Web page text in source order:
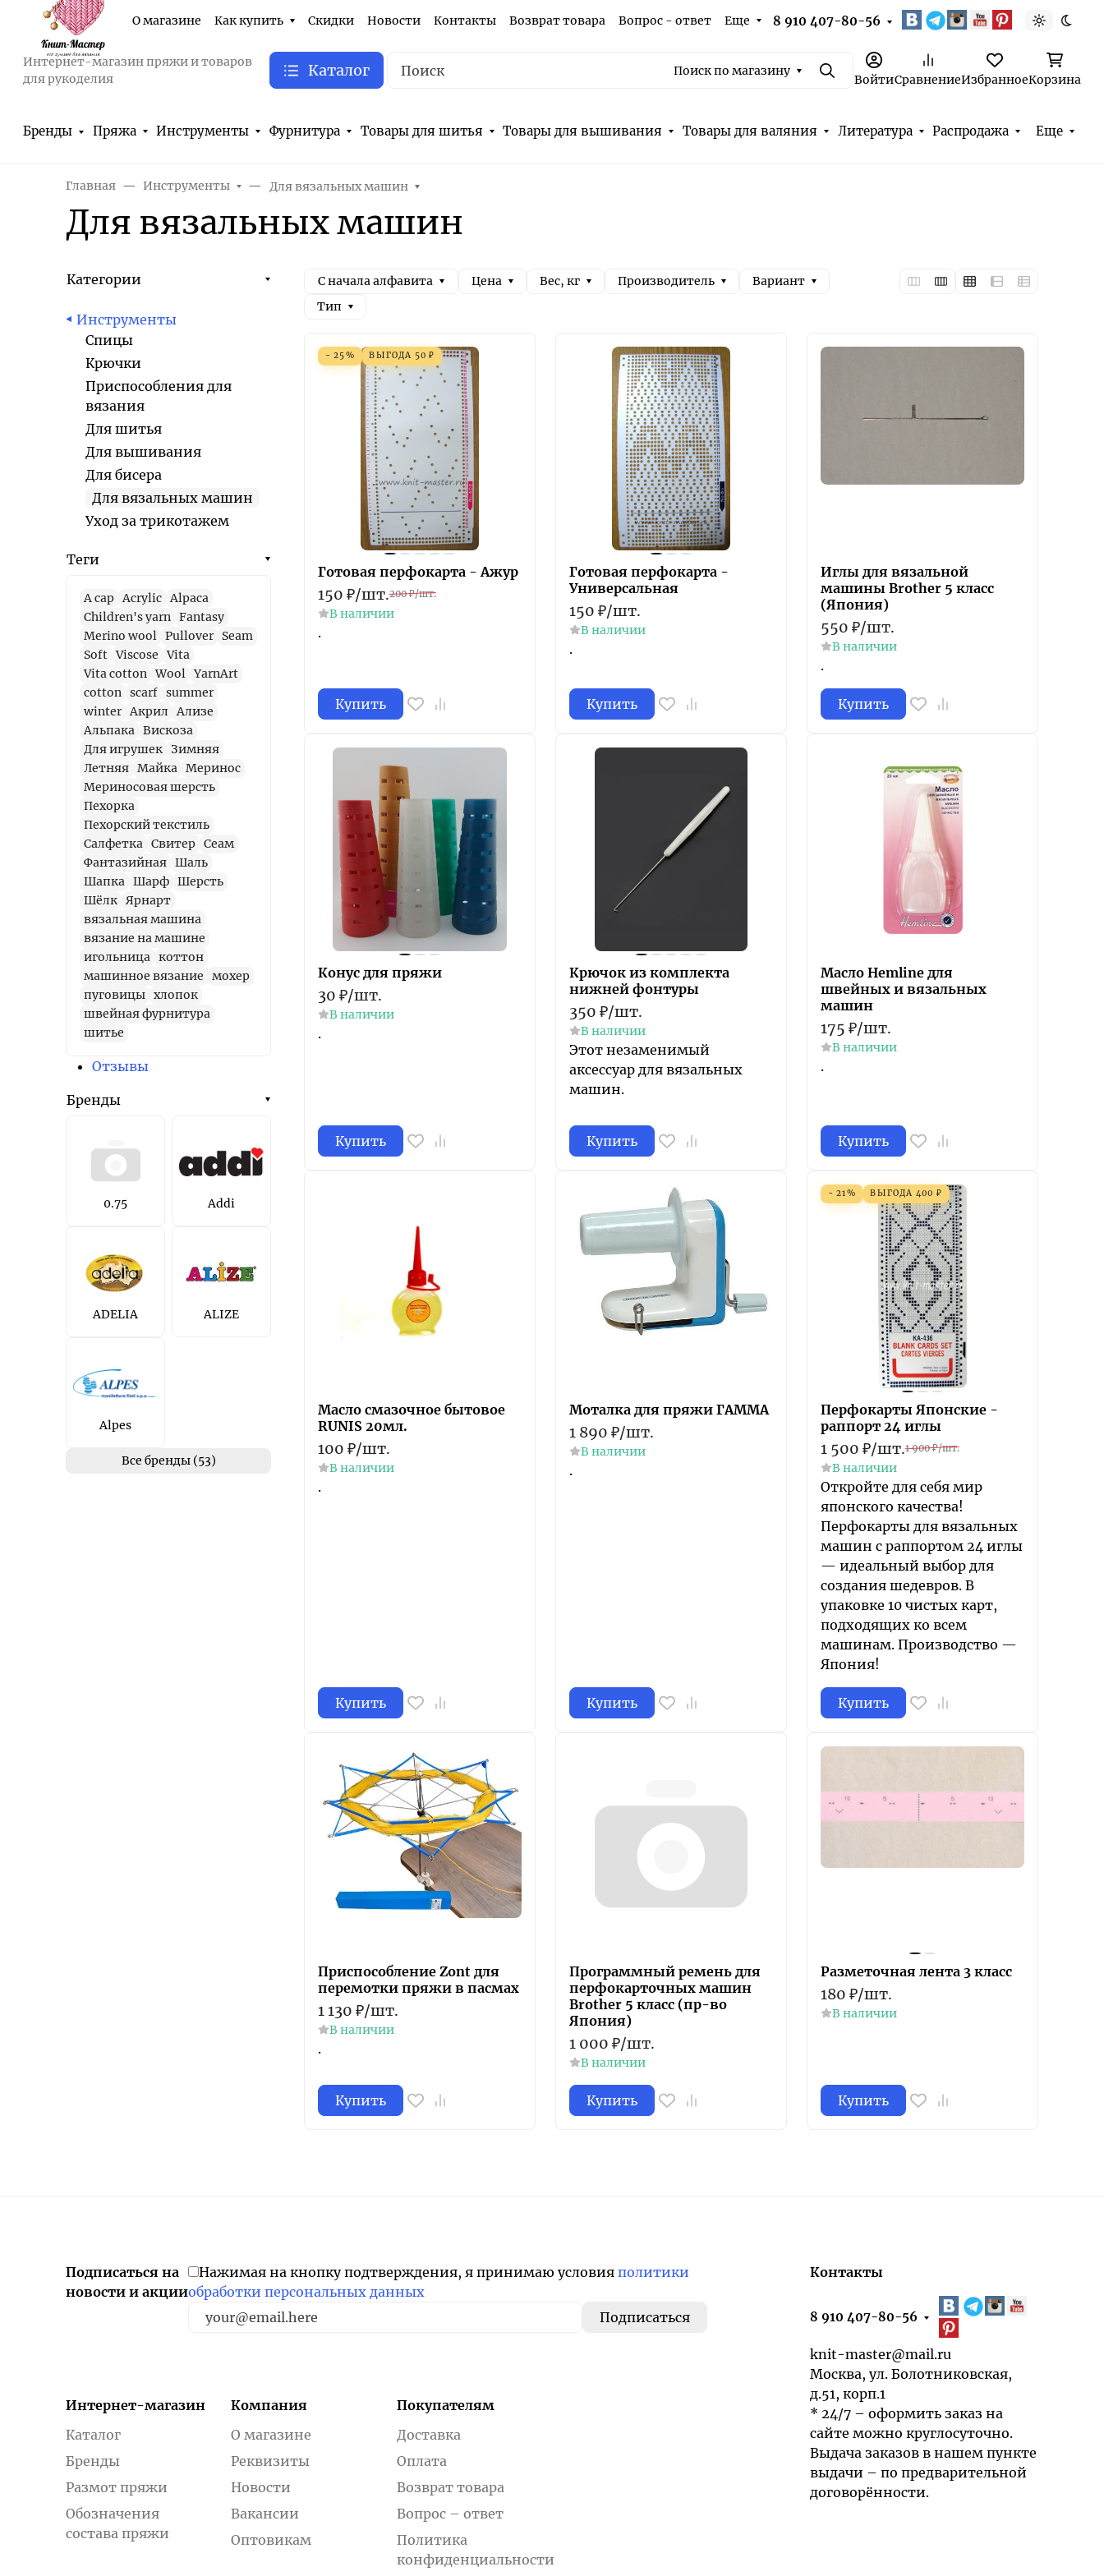
О магазине Как купить Скидки Новости Контакты Возврат товара Вопрос - ответ Еще 8 910 407-80-56 Светлая
Интернет-магазин пряжи и товаров
для рукоделия
Каталог Поиск по магазину ПоискВойтиСравнениеИзбранноеКорзина
Бренды Пряжа Инструменты Фурнитура Товары для шитья Товары для вышивания Товары для валяния Литература Распродажа Еще
Главная Инструменты Для вязальных машин
Для вязальных машин
Категории
Инструменты
Спицы
Крючки
Приспособления для
вязания
Для шитья
Для вышивания
Для бисера
Для вязальных машин
Уход за трикотажем
Теги
A cap Acrylic
Alpaca
Children's yarn
Fantasy
Merino wool
Pullover
Seam
Soft Viscose
Vita
Vita cotton
Wool
YarnArt
cotton
scarf summer
winter
Акрил
Ализе
Альпака
Вискоза
Для игрушек
Зимняя
Летняя Майка
Меринос
Мериносовая шерсть
Пехорка
Пехорский текстиль
Салфетка
Свитер Сеам
Фантазийная Шаль
Шапка
Шарф Шерсть
Шёлк
Ярнарт
вязальная машина
вязание на машине
игольница
коттон
машинное вязание
мохер
пуговицы хлопок
швейная фурнитура
шитье
Отзывы
Бренды
0.75 Addi
ADELIA ALIZE
Alpes
Все бренды (53)
С начала алфавита Цена Вес, кг Производитель
Вариант
Тип
- 25% ВЫГОДА 50 ₽
Готовая перфокарта - Ажур
150 ₽/шт.200 ₽/шт.
В наличии
.
Купить
Готовая перфокарта -
Универсальная
150 ₽/шт.
В наличии
.
Купить
Иглы для вязальной
машины Brother 5 класс
(Япония)
550 ₽/шт.
В наличии
.
Купить
Конус для пряжи
30 ₽/шт.
В наличии
.
Купить
Крючок из комплекта
нижней фонтуры
350 ₽/шт.
В наличии
Этот незаменимый
аксессуар для вязальных
машин.
Купить
Масло Hemline для
швейных и вязальных
машин
175 ₽/шт.
В наличии
.
Купить
Масло смазочное бытовое
RUNIS 20мл.
100 ₽/шт.
В наличии
.
Купить
Моталка для пряжи ГАММА
1 890 ₽/шт.
В наличии
.
Купить
- 21% ВЫГОДА 400 ₽
Перфокарты Японские -
раппорт 24 иглы
1 500 ₽/шт.1 900 ₽/шт.
В наличии
Откройте для себя мир
японского качества!
Перфокарты для вязальных
машин с раппортом 24 иглы
— идеальный выбор для
создания шедевров. В
упаковке 10 чистых карт,
подходящих ко всем
машинам. Производство —
Япония!
Купить
Приспособление Zont для
перемотки пряжи в пасмах
1 130 ₽/шт.
В наличии
.
Купить
Программный ремень для
перфокарточных машин
Brother 5 класс (пр-во
Япония)
1 000 ₽/шт.
В наличии
Купить
Разметочная лента 3 класс
180 ₽/шт.
В наличии
Купить
Подписаться на
новости и акции
Нажимая на кнопку подтверждения, я принимаю условия политики
обработки персональных данных
Интернет-магазин
Каталог
Бренды
Размот пряжи
Обозначения
состава пряжи
Компания
О магазине
Реквизиты
Новости
Вакансии
Оптовикам
Покупателям
Доставка
Оплата
Возврат товара
Вопрос – ответ
Политика
конфиденциальности
Контакты
8 910 407-80-56
knit-master@mail.ru
Москва, ул. Болотниковская,
д.51, корп.1
* 24/7 – оформить заказ на
сайте можно круглосуточно.
Выдача заказов в нашем пункте
выдачи – по предварительной
договорённости.